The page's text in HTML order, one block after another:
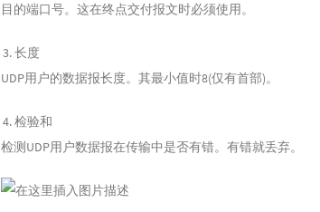
目的端口号。这在终点交付报文时必须使用。
长度
UDP用户的数据报长度。其最小值时8(仅有首部)。
检验和
检测UDP用户数据报在传输中是否有错。有错就丢弃。